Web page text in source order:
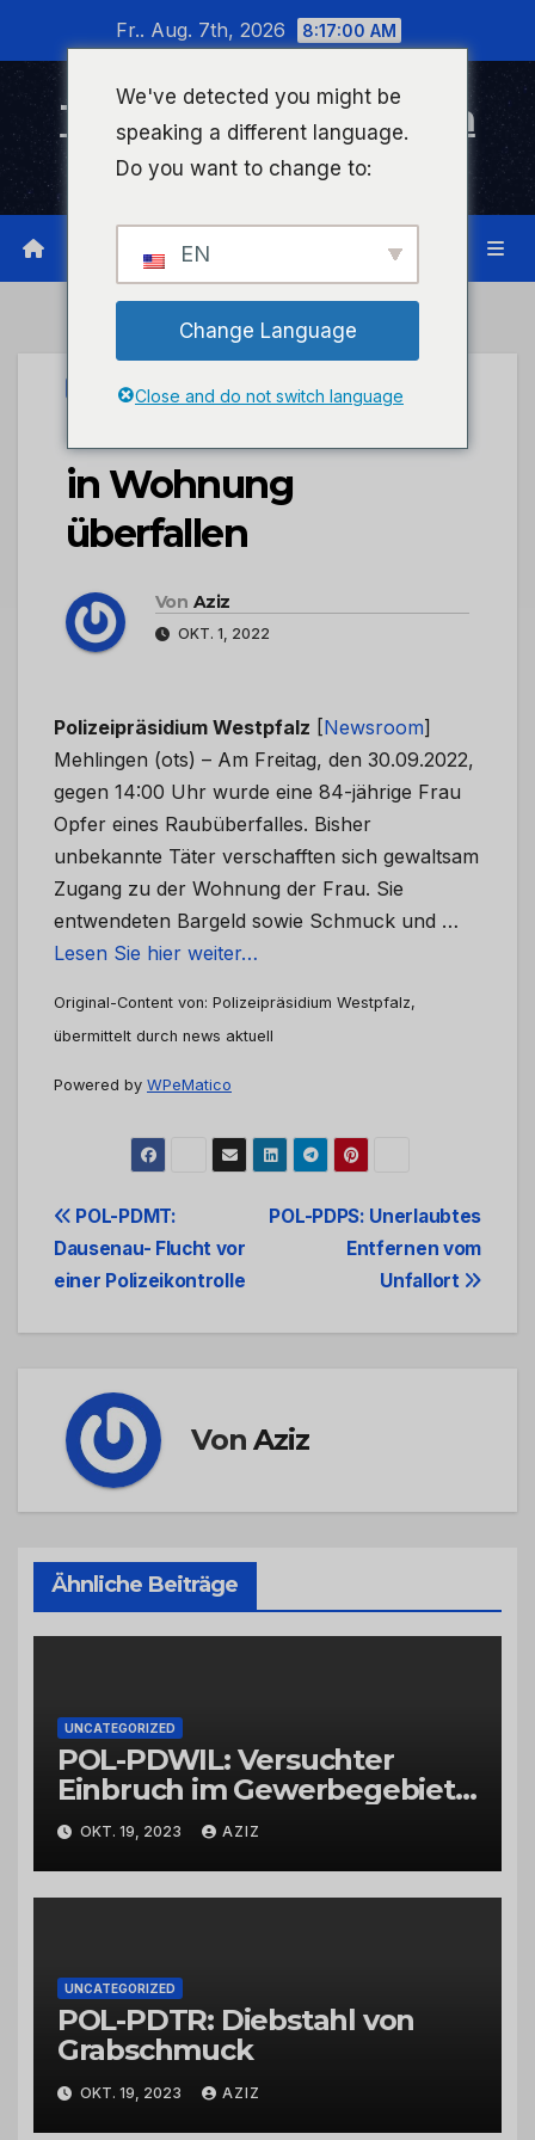
wechseln
Fr.. Aug. 7th, 2026 8:17:00 AM
Timeline Bad Kreuznach
Infonetzwerk für Bad Kreuznach
UNCATEGORIZED
POL-PPWP: Seniorin
in Wohnung
überfallen
Von Aziz
OKT. 1, 2022
Polizeipräsidium Westpfalz [Newsroom]
Mehlingen (ots) – Am Freitag, den 30.09.2022,
gegen 14:00 Uhr wurde eine 84-jährige Frau
Opfer eines Raubüberfalles. Bisher
unbekannte Täter verschafften sich gewaltsam
Zugang zu der Wohnung der Frau. Sie
entwendeten Bargeld sowie Schmuck und …
Lesen Sie hier weiter…
Original-Content von: Polizeipräsidium Westpfalz,
übermittelt durch news aktuell
Powered by WPeMatico
Beitrags-
Navigation
POL-PDPS: Unerlaubtes
Entfernen vom
Unfallort
POL-PDMT:
Dausenau- Flucht vor
einer Polizeikontrolle
VonAziz
Ähnliche Beiträge
UNCATEGORIZED
POL-PDWIL: Versuchter
Einbruch im Gewerbegebiet
Wittlich
OKT. 19, 2023 AZIZ
UNCATEGORIZED
POL-PDTR: Diebstahl von
Grabschmuck
OKT. 19, 2023 AZIZ
We've detected you might be
speaking a different language.
Do you want to change to:
EN
Change Language
Close and do not switch language